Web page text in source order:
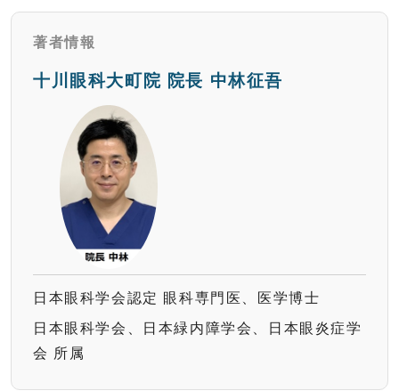
著者情報
十川眼科大町院 院長 中林征吾
日本眼科学会認定 眼科専門医、医学博士
日本眼科学会、日本緑内障学会、日本眼炎症学
会 所属